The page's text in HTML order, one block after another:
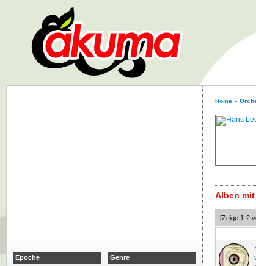
Home »
Alben
[Zeige 1-2
Epoche
Genre